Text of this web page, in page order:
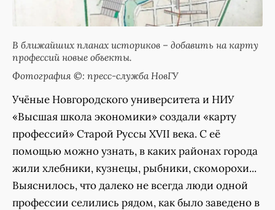
В ближайших планах историков – добавить на карту
профессий новые объекты.
Фотография ©: пресс-служба НовГУ
Учёные Новгородского университета и НИУ
«Высшая школа экономики» создали «карту
профессий» Старой Руссы XVII века. С её
помощью можно узнать, в каких районах города
жили хлебники, кузнецы, рыбники, скоморохи...
Выяснилось, что далеко не всегда люди одной
профессии селились рядом, как было заведено в